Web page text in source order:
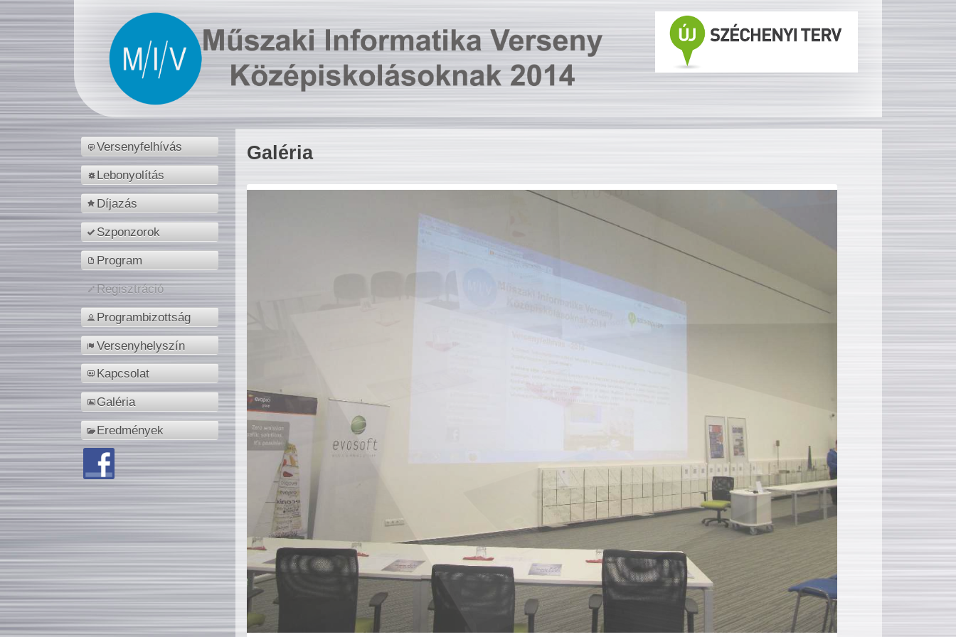
Versenyfelhívás
Lebonyolítás
Díjazás
Szponzorok
Program
Regisztráció
Programbizottság
Versenyhelyszín
Kapcsolat
Galéria
Eredmények
Galéria